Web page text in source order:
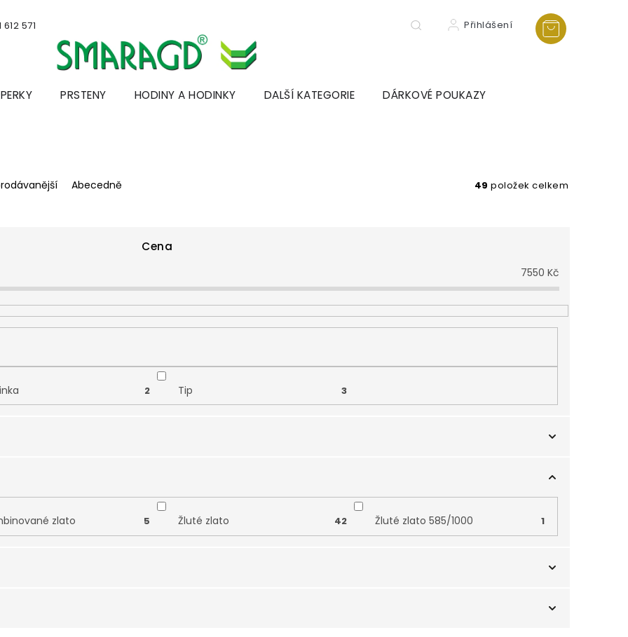
571 Přihlášení
PRSTENY HODINY A HODINKY DALŠÍ KATEGORIE DÁRKOVÉ POUKAZY
Abecedně 49 položek celkem
Cena
7550 Kč
2 Tip 3
zlato 5 Žluté zlato 42 Žluté zlato 585/1000 1